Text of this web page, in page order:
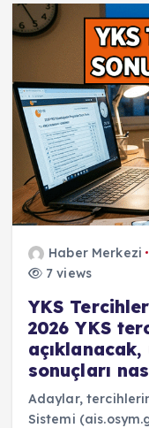
Haber Merkezi
7 views
YKS
2026 YKS
sonuçları
Adaylar,
Sistemi